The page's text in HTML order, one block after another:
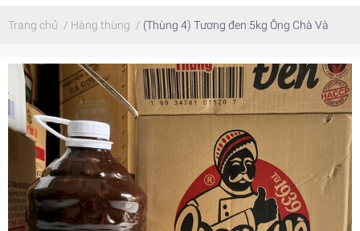
Trang chủ / Hàng thùng / (Thùng 4) Tương đen 5kg Ông Chà Và